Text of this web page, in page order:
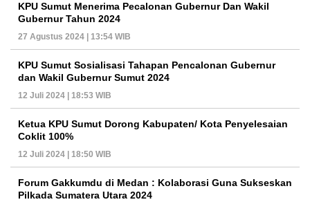
KPU Sumut Menerima Pecalonan Gubernur Dan Wakil
Gubernur Tahun 2024
27 Agustus 2024 | 13:54 WIB
KPU Sumut Sosialisasi Tahapan Pencalonan Gubernur
dan Wakil Gubernur Sumut 2024
12 Juli 2024 | 18:53 WIB
Ketua KPU Sumut Dorong Kabupaten/ Kota Penyelesaian
Coklit 100%
12 Juli 2024 | 18:50 WIB
Forum Gakkumdu di Medan : Kolaborasi Guna Sukseskan
Pilkada Sumatera Utara 2024